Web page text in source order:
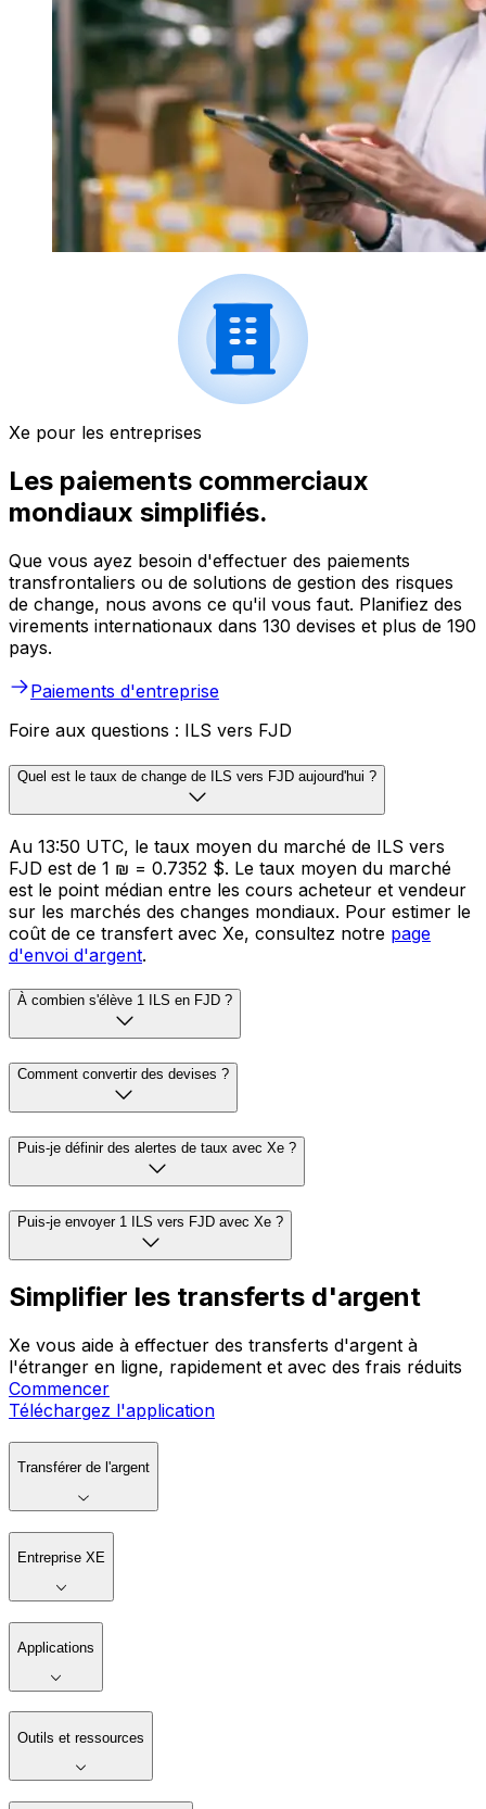
Xe pour les entreprises
Les paiements commerciaux
mondiaux simplifiés.
Que vous ayez besoin d'effectuer des paiements
transfrontaliers ou de solutions de gestion des risques
de change, nous avons ce qu'il vous faut. Planifiez des
virements internationaux dans 130 devises et plus de 190
pays.
Paiements d'entreprise
Foire aux questions : ILS vers FJD
Quel est le taux de change de ILS vers FJD aujourd'hui ?
Au 13:50 UTC, le taux moyen du marché de ILS vers
FJD est de 1 ₪ = 0.7352 $. Le taux moyen du marché
est le point médian entre les cours acheteur et vendeur
sur les marchés des changes mondiaux. Pour estimer le
coût de ce transfert avec Xe, consultez notre page
d'envoi d'argent.
À combien s'élève 1 ILS en FJD ?
Comment convertir des devises ?
Puis-je définir des alertes de taux avec Xe ?
Puis-je envoyer 1 ILS vers FJD avec Xe ?
Simplifier les transferts d'argent
Xe vous aide à effectuer des transferts d'argent à
l'étranger en ligne, rapidement et avec des frais réduits
Commencer
Téléchargez l'application
Transférer de l'argent
Entreprise XE
Applications
Outils et ressources